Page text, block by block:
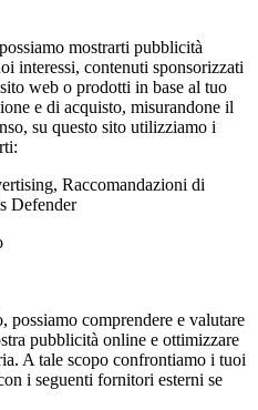
mostrarti pubblicità
interessi, contenuti sponsorizzati
web o prodotti in base al tuo
e di acquisto, misurandone il
su questo sito utilizziamo i
Raccomandazioni di
Defender
possiamo comprendere e valutare
pubblicità online e ottimizzare
A tale scopo confrontiamo i tuoi
i seguenti fornitori esterni se